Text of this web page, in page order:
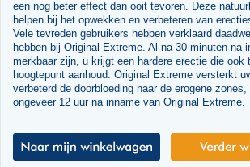
een nog beter effect dan ooit tevoren. Deze
helpen bij het opwekken en verbeteren van
Vele tevreden gebruikers hebben verklaard
hebben bij Original Extreme. Al na 30 minuten na
merkbaar zijn, u krijgt een hardere erectie die ook
hoogtepunt aanhoud. Original Extreme versterkt
verbeterd de doorbloeding naar de erogene
ongeveer 12 uur na inname van Original Extreme.